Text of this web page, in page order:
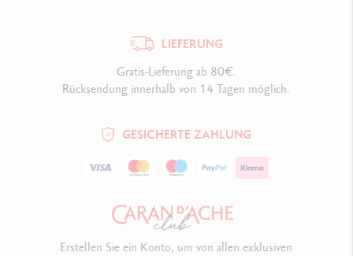
LIEFERUNG
Gratis-Lieferung ab 80€.
Rücksendung innerhalb von 14 Tagen möglich.
GESICHERTE ZAHLUNG
Erstellen Sie ein Konto, um von allen exklusiven